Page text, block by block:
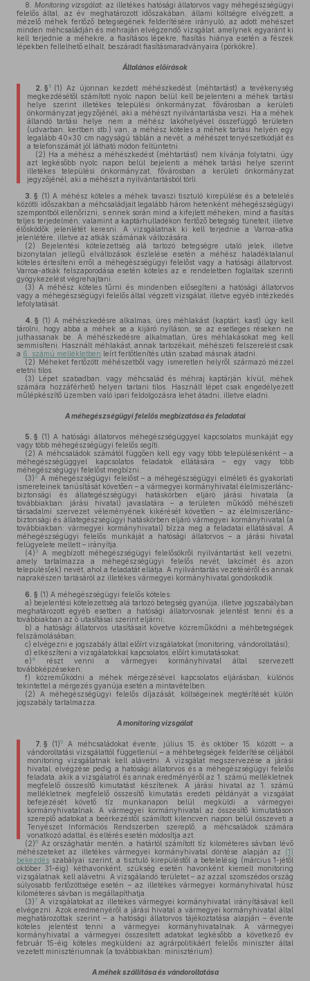
8.
Monitoring vizsgálat: az illetékes hatósági állatorvos vagy méhegészségügyi
felelős által, az év meghatározott időszakában, állami költségre elvégzett, a
mézelő méhek fertőző betegségének felderítésére irányuló, az adott méhészet
minden méhcsaládján és méhraján elvégzendő vizsgálat, amelynek egyaránt ki
kell terjednie a méhekre, a fiasításos lépekre, fiasítás hiánya esetén a fészek
lépekben fellelhető elhalt, beszáradt fiasításmaradványaira (pörkökre).
Általános előírások
2. § 1 (1) Az újonnan kezdett méhészkedést (méhtartást) a tevékenység
megkezdésétől számított nyolc napon belül kell bejelenteni a méhek tartási
helye szerint illetékes települési önkormányzat, fővárosban a kerületi
önkormányzat jegyzőjénél, aki a méhészt nyilvántartásba veszi. Ha a méhek
állandó tartási helye nem a méhész lakóhelyével összefüggő területen
(udvarban, kertben stb.) van, a méhész köteles a méhek tartási helyén egy
legalább 40×30 cm nagyságú táblán a nevét, a méhészet tenyészetkódját és
a telefonszámát jól látható módon feltüntetni.
(2) Ha a méhész a méhészkedést (méhtartást) nem kívánja folytatni, úgy
azt legkésőbb nyolc napon belül bejelenti a méhek tartási helye szerint
illetékes települési önkormányzat, fővárosban a kerületi önkormányzat
jegyzőjénél, aki a méhészt a nyilvántartásból törli.
3. § (1) A méhész köteles a méhek tavaszi tisztuló kirepülése és a betelelés
közötti időszakban a méhcsaládjait legalább három hetenként méhegészségügyi
szempontból ellenőrizni, s ennek során mind a kifejlett méheken, mind a fiasítás
teljes terjedelmén, valamint a kaptárhulladékon fertőző betegség tüneteit, illetve
élősködők jelenlétét keresni. A vizsgálatnak ki kell terjednie a Varroa-atka
jelenlétére, illetve az atkák számának változására.
(2) Bejelentési kötelezettség alá tartozó betegségre utaló jelek, illetve
bizonytalan jellegű elváltozások észlelése esetén a méhész haladéktalanul
köteles értesíteni erről a méhegészségügyi felelőst vagy a hatósági állatorvost.
Varroa-atkák felszaporodása esetén köteles az e rendeletben foglaltak szerinti
gyógykezelést végrehajtani.
(3) A méhész köteles tűrni és mindenben elősegíteni a hatósági állatorvos
vagy a méhegészségügyi felelős által végzett vizsgálat, illetve egyéb intézkedés
lefolytatását.
4. § (1) A méhészkedésre alkalmas, üres méhlakást (kaptárt, kast) úgy kell
tárolni, hogy abba a méhek se a kijáró nyíláson, se az esetleges réseken ne
juthassanak be. A méhészkedésre alkalmatlan, üres méhlakásokat meg kell
semmisíteni. Használt méhlakást, annak tartozékait, méhészeti felszerelést csak
a 6. számú mellékletben leírt fertőtlenítés után szabad másnak átadni.
(2) Méheket fertőzött méhészetből vagy ismeretlen helyről származó mézzel
etetni tilos.
(3) Lépet szabadban, vagy méhcsalád és méhraj kaptárján kívül, méhek
számára hozzáférhető helyen tartani tilos. Használt lépet csak engedélyezett
műlépkészítő üzemben való ipari feldolgozásra lehet átadni, illetve eladni.
A méhegészségügyi felelős megbízatása és feladatai
5. § (1) A hatósági állatorvos méhegészségüggyel kapcsolatos munkáját egy
vagy több méhegészségügyi felelős segíti.
(2) A méhcsaládok számától függően kell egy vagy több településenként – a
méhegészségüggyel kapcsolatos feladatok ellátására – egy vagy több
méhegészségügyi felelőst megbízni.
(3) 2 A méhegészségügyi felelőst – a méhegészségügyi elméleti és gyakorlati
ismereteinek tanúsítását követően – a vármegyei kormányhivatal élelmiszerlánc-
biztonsági és állategészségügyi hatáskörben eljáró járási hivatala (a
továbbiakban: járási hivatal) javaslatára – a területen működő méhészeti
társadalmi szervezet véleményének kikérését követően – az élelmiszerlánc-
biztonsági és állategészségügyi hatáskörben eljáró vármegyei kormányhivatal (a
továbbiakban: vármegyei kormányhivatal) bízza meg a feladatai ellátásával. A
méhegészségügyi felelős munkáját a hatósági állatorvos – a járási hivatal
felügyelete mellett – irányítja.
(4) 3
A megbízott méhegészségügyi felelősökről nyilvántartást kell vezetni,
amely tartalmazza a méhegészségügyi felelős nevét, lakcímét és azon
település(ek) nevét, ahol a feladatát ellátja. A nyilvántartás vezetéséről és annak
naprakészen tartásáról az illetékes vármegyei kormányhivatal gondoskodik.
6. § (1) A méhegészségügyi felelős köteles:
a) bejelentési kötelezettség alá tartozó betegség gyanúja, illetve jogszabályban
meghatározott egyéb esetben a hatósági állatorvosnak jelentést tenni és a
továbbiakban az ő utasításai szerint eljárni;
b) a hatósági állatorvos utasításait követve közreműködni a méhbetegségek
felszámolásában;
c) elvégezni e jogszabály által előírt vizsgálatokat (monitoring, vándoroltatási);
d) elkészíteni a vizsgálatokkal kapcsolatos, előírt kimutatásokat;
e)4
részt venni a vármegyei kormányhivatal által szervezett
továbbképzéseken;
f) közreműködni a méhek mérgezésével kapcsolatos eljárásban, különös
tekintettel a mérgezés gyanúja esetén a mintavételben.
(2) A méhegészségügyi felelős díjazását, költségeinek megtérítését külön
jogszabály tartalmazza.
A monitoring vizsgálat
7. § (1)5
A méhcsaládokat évente, július 15. és október 15. között – a
vándoroltatási vizsgálattól függetlenül – a méhbetegségek felderítése céljából
monitoring vizsgálatnak kell alávetni. A vizsgálat megszervezése a járási
hivatal, elvégzése pedig a hatósági állatorvos és a méhegészségügyi felelős
feladata, akik a vizsgálatról és annak eredményéről az 1. számú mellékletnek
megfelelő összesítő kimutatást készítenek. A járási hivatal az 1. számú
mellékletnek megfelelő összesítő kimutatás eredeti példányát a vizsgálat
befejezését követő tíz munkanapon belül megküldi a vármegyei
kormányhivatalnak. A vármegyei kormányhivatal az összesítő kimutatáson
szereplő adatokat a beérkezéstől számított kilencven napon belül összeveti a
Tenyészet Információs Rendszerben szereplő, a méhcsaládok számára
vonatkozó adattal, és eltérés esetén módosítja azt.
(2)6 Az országhatár mentén, a határtól számított tíz kilométeres sávban lévő
méhészeteket az illetékes vármegyei kormányhivatal döntése alapján az (1)
bekezdés szabályai szerint, a tisztuló kirepüléstől a betelelésig (március 1-jétől
október 31-éig) kéthavonként, szükség esetén havonként kiemelt monitoring
vizsgálatnak kell alávetni. A vizsgálandó területet – az azzal szomszédos ország
súlyosabb fertőzöttsége esetén – az illetékes vármegyei kormányhivatal húsz
kilométeres sávban is megállapíthatja.
(3)7 A vizsgálatokat az illetékes vármegyei kormányhivatal irányításával kell
elvégezni. Azok eredményéről a járási hivatal a vármegyei kormányhivatal által
meghatározottak szerint – a hatósági állatorvos tájékoztatása alapján – évente
köteles jelentést tenni a vármegyei kormányhivatalnak. A vármegyei
kormányhivatal a vármegyei összesített adatokat legkésőbb a következő év
február 15-éig köteles megküldeni az agrárpolitikáért felelős miniszter által
vezetett minisztériumnak (a továbbiakban: minisztérium).
A méhek szállítása és vándoroltatása